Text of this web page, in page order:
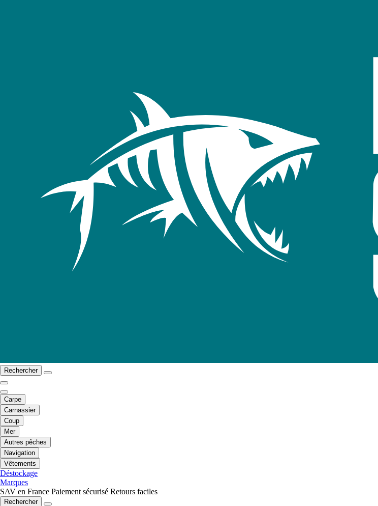
Rechercher
Carpe
Carnassier
Coup
Mer
Autres pêches
Navigation
Vêtements
Déstockage
Marques
SAV en France Paiement sécurisé Retours faciles
Rechercher